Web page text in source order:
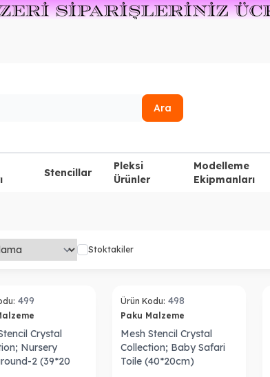
Ara
Stencillar
Pleksi
Ürünler
Modelleme
Ekipmanları
Stoktakiler
499
Crystal
Nursery
2 (39*20
Ürün Kodu: 498
Paku Malzeme
Mesh Stencil Crystal
Collection; Baby Safari
Toile (40*20cm)